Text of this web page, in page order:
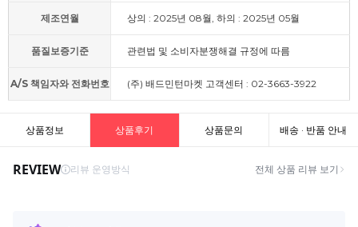
제조연월 상의 : 2025년 08월, 하의 : 2025년 05월
품질보증기준 관련법 및 소비자분쟁해결 규정에 따름
A/S 책임자와 전화번호 (주) 배드민턴마켓 고객센터 : 02-3663-3922
상품정보 상품후기 상품문의 배송 · 반품 안내